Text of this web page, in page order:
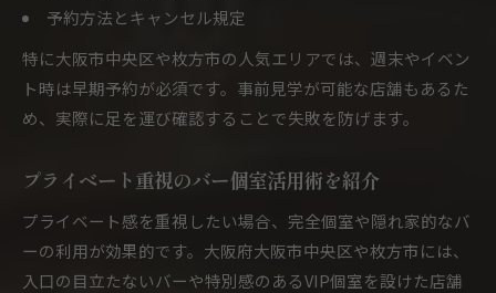
予約方法とキャンセル規定
特に大阪市中央区や枚方市の人気エリアでは、週末やイベン
ト時は早期予約が必須です。事前見学が可能な店舗もあるた
め、実際に足を運び確認することで失敗を防げます。
プライベート重視のバー個室活用術を紹介
プライベート感を重視したい場合、完全個室や隠れ家的なバ
ーの利用が効果的です。大阪府大阪市中央区や枚方市には、
入口の目立たないバーや特別感のあるVIP個室を設けた店舗